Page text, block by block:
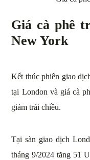
Giá cà phê
New York
Kết thúc phiên giao
tại London và giá cà
giảm trái chiều.
Tại sàn giao dịch
tháng 9/2024 tăng 51